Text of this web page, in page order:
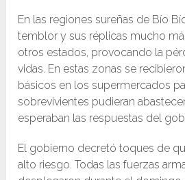
En las regiones sureñas de Bío
temblor y sus réplicas mucho
otros estados, provocando la
vidas. En estas zonas se
básicos en los supermercados
sobrevivientes pudieran
esperaban las respuestas del
El gobierno decretó toques de
alto riesgo. Todas las fuerzas